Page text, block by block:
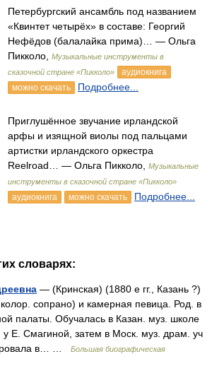
Петербургский ансамбль под названием
«Квинтет четырёх» в составе: Георгий
Нефёдов (балалайка прима)… — Ольга
Пикколо,
Музыкальные инструменты в
сказочной стране «Пикколо»
аудиокнига
можно скачать
Подробнее...
Приглушённое звучание ирландской
арфы и изящной виолы под пальцами
артистки ирландского оркестра
Reelroad… — Ольга Пикколо,
Музыкальные
инструменты в сказочной стране «Пикколо»
аудиокнига можно скачать Подробнее...
словарях:
— (Кринская) (1880 е гг., Казань ?)
сопрано) и камерная певица. Род. в
палаты. Обучалась в Казан. муз. школе
Е. Смагиной, затем в Моск. муз. драм. уч
в… …
Большая биографическая